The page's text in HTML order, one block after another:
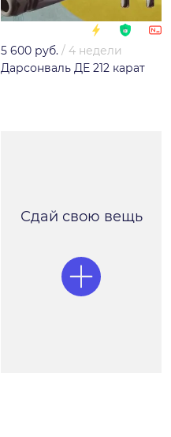
5 600 руб. / 4 недели
Дарсонваль ДЕ 212 карат
Сдай свою вещь